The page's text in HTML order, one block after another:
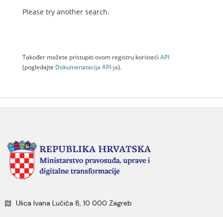
Please try another search.
Također možete pristupiti ovom registru koristeći API
(pogledajte Dokumenаtаcijа API-jа).